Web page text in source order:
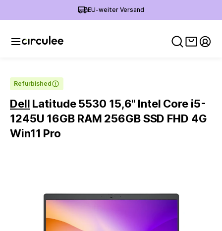
EU-weiter Versand
Refurbished
Dell Latitude 5530 15,6'' Intel Core i5-
1245U 16GB RAM 256GB SSD FHD 4G
Win11 Pro